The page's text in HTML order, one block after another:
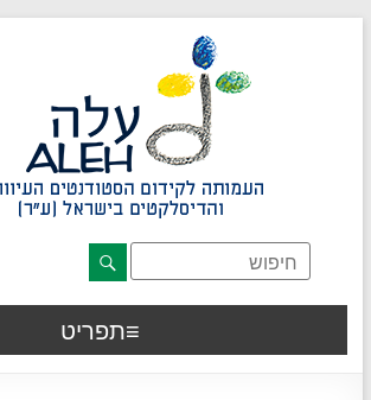
דלג לתוכן רצוי/Skip to content
חלק
תפריט